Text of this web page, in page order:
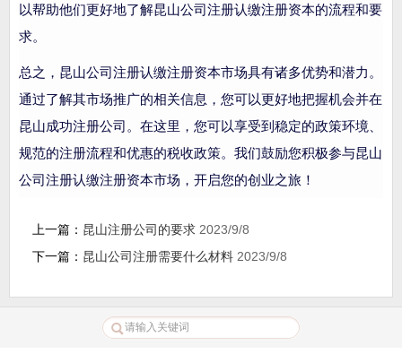
以帮助他们更好地了解昆山公司注册认缴注册资本的流程和要
求。
总之，昆山公司注册认缴注册资本市场具有诸多优势和潜力。
通过了解其市场推广的相关信息，您可以更好地把握机会并在
昆山成功注册公司。在这里，您可以享受到稳定的政策环境、
规范的注册流程和优惠的税收政策。我们鼓励您积极参与昆山
公司注册认缴注册资本市场，开启您的创业之旅！
上一篇： 昆山注册公司的要求 2023/9/8
下一篇： 昆山公司注册需要什么材料 2023/9/8